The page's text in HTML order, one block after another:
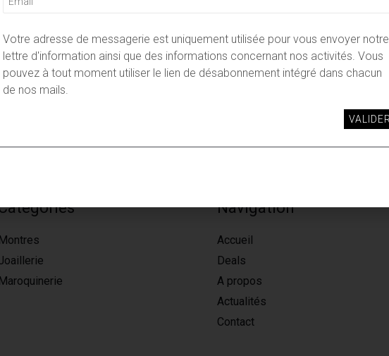
comme "produits originaux" Nous vous remercions de votre confiance.
Montres
Maroquinerie
Navigation
Accueil
Deals
A propos
Actualités
Contact
Votre adresse de messagerie est uniquement utilisée pour vous envoyer notre
lettre d'information ainsi que des informations concernant nos activités. Vous
pouvez à tout moment utiliser le lien de désabonnement intégré dans chacun
de nos mails.